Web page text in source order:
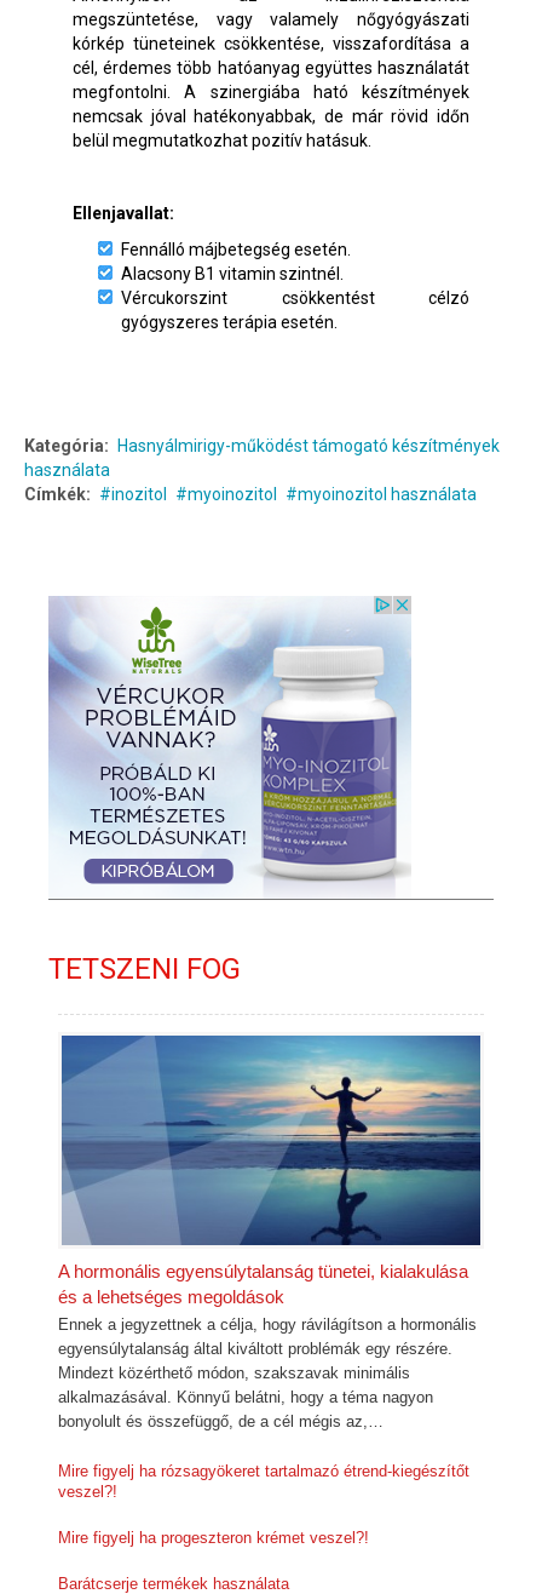
megszüntetése, vagy valamely nőgyógyászati
kórkép tüneteinek csökkentése, visszafordítása a
cél, érdemes több hatóanyag együttes használatát
megfontolni. A szinergiába ható készítmények
nemcsak jóval hatékonyabbak, de már rövid időn
belül megmutatkozhat pozitív hatásuk.
Ellenjavallat:
Fennálló májbetegség esetén.
Alacsony B1 vitamin szintnél.
Vércukorszint csökkentést célzó
gyógyszeres terápia esetén.
Kategória:
Hasnyálmirigy-működést támogató készítmények
használata
Címkék:
inozitol myoinozitol myoinozitol használata
TETSZENI FOG
A hormonális egyensúlytalanság tünetei, kialakulása
és a lehetséges megoldások
Ennek a jegyzettnek a célja, hogy rávilágítson a hormonális
egyensúlytalanság által kiváltott problémák egy részére.
Mindezt közérthető módon, szakszavak minimális
alkalmazásával. Könnyű belátni, hogy a téma nagyon
bonyolult és összefüggő, de a cél mégis az,…
Mire figyelj ha rózsagyökeret tartalmazó étrend-kiegészítőt
veszel?!
Mire figyelj ha progeszteron krémet veszel?!
Barátcserje termékek használata